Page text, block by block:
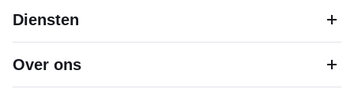
Diensten
Over ons